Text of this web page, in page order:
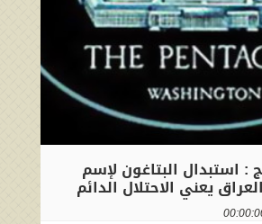
: استبدال البتاغون لإسم
يعني الاحتلال الدائم